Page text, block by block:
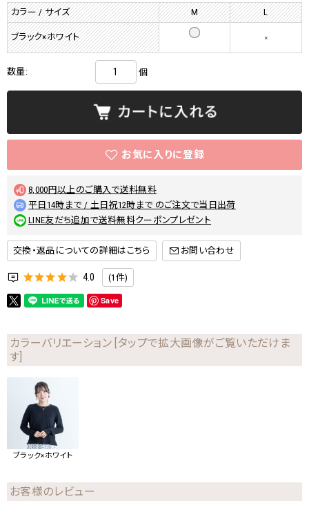
カラー / サイズ M L
ブラック×ホワイト ×
数量: 個
8,000円以上のご購入で送料無料
平日14時まで / 土日祝12時まで のご注文で当日出荷
LINE友だち追加で送料無料クーポンプレゼント
交換・返品についての詳細はこちら
4.0 (1件)
Save
カラーバリエーション [タップで拡大画像がご覧いただけま
す]
ブラック×ホワイト
お客様のレビュー